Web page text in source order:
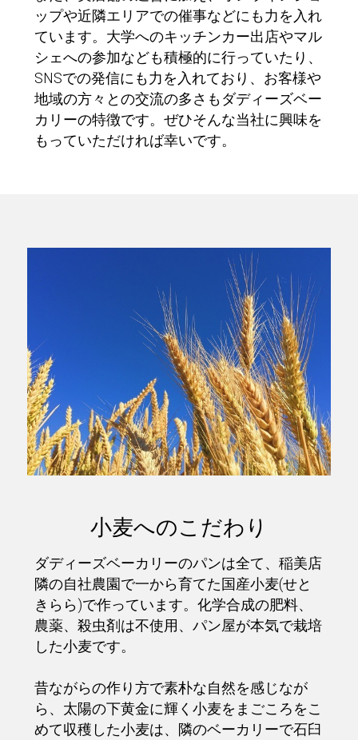
ップや近隣エリアでの催事などにも力を入れ
ています。大学へのキッチンカー出店やマル
シェへの参加なども積極的に行っていたり、
SNSでの発信にも力を入れており、お客様や
地域の方々との交流の多さもダディーズベー
カリーの特徴です。ぜひそんな当社に興味を
もっていただければ幸いです。
小麦へのこだわり
ダディーズベーカリーのパンは全て、稲美店
隣の自社農園で一から育てた国産小麦(せと
きらら)で作っています。化学合成の肥料、
農薬、殺虫剤は不使用、パン屋が本気で栽培
した小麦です。
昔ながらの作り方で素朴な自然を感じなが
ら、太陽の下黄金に輝く小麦をまごころをこ
めて収穫した小麦は、隣のベーカリーで石臼